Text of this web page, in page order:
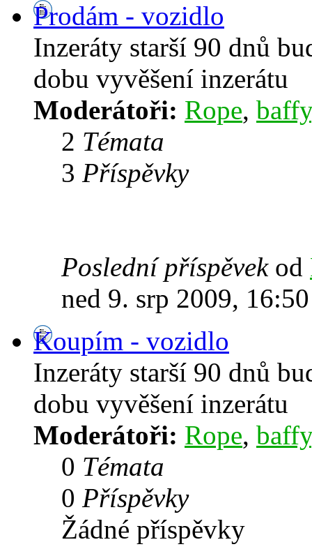
Prodám - vozidlo
Inzeráty starší 90 dnů
dobu vyvěšení inzerátu
Moderátoři: Rope, baffy
2 Témata
3 Příspěvky
Poslední příspěvekod
ned 9. srp 2009, 16:50
Koupím - vozidlo
Inzeráty starší 90 dnů
dobu vyvěšení inzerátu
Moderátoři: Rope, baffy
0 Témata
0 Příspěvky
Žádné příspěvky